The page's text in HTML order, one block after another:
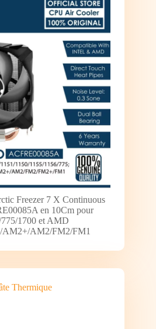
Freezer 7 X Continuous
en 10Cm pour
1700 et AMD
AM2/FM2/FM1
Thermique